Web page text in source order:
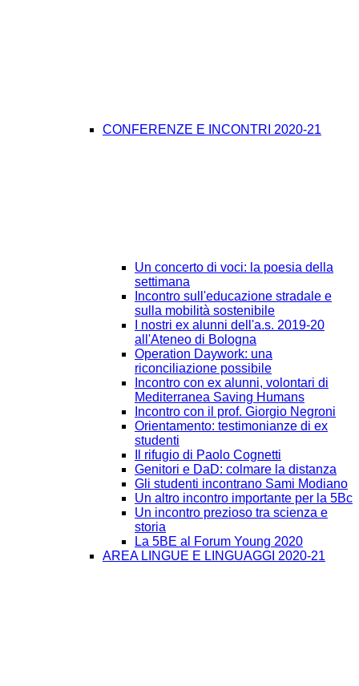
CONFERENZE E INCONTRI 2020-21
Un concerto di voci: la poesia della
settimana
Incontro sull'educazione stradale e
sulla mobilità sostenibile
I nostri ex alunni dell'a.s. 2019-20
all'Ateneo di Bologna
Operation Daywork: una
riconciliazione possibile
Incontro con ex alunni, volontari di
Mediterranea Saving Humans
Incontro con il prof. Giorgio Negroni
Orientamento: testimonianze di ex
studenti
Il rifugio di Paolo Cognetti
Genitori e DaD: colmare la distanza
Gli studenti incontrano Sami Modiano
Un altro incontro importante per la 5Bc
Un incontro prezioso tra scienza e
storia
La 5BE al Forum Young 2020
AREA LINGUE E LINGUAGGI 2020-21